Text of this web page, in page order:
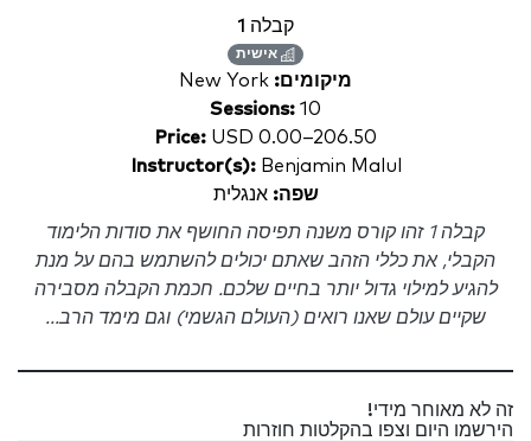
קבלה 1
אישית
מיקומים: New York
Sessions: 10
Price: USD 0.00–206.50
Instructor(s):Benjamin Malul
שפה: אנגלית
קבלה 1 זהו קורס משנה תפיסה החושף את סודות הלימוד
הקבלי, את כללי הזהב שאתם יכולים להשתמש בהם על מנת
להגיע למילוי גדול יותר בחיים שלכם. חכמת הקבלה מסבירה
שקיים עולם שאנו רואים (העולם הגשמי) וגם מימד הרב...
זה לא מאוחר מידי!
הירשמו היום וצפו בהקלטות חוזרות